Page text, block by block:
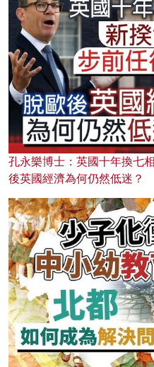
孔永樂博士：英國十年換七
後英國經濟為何仍然低迷？